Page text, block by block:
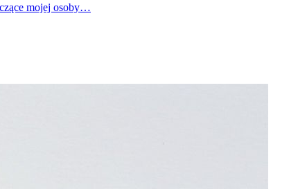
mojej osoby…